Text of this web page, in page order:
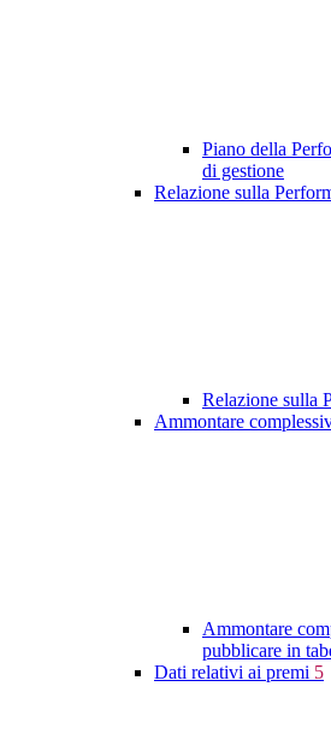
Piano della
di gestione
Relazione sulla
Relazione sulla
Ammontare
Ammontare
pubblicare in
Dati relativi ai premi 5